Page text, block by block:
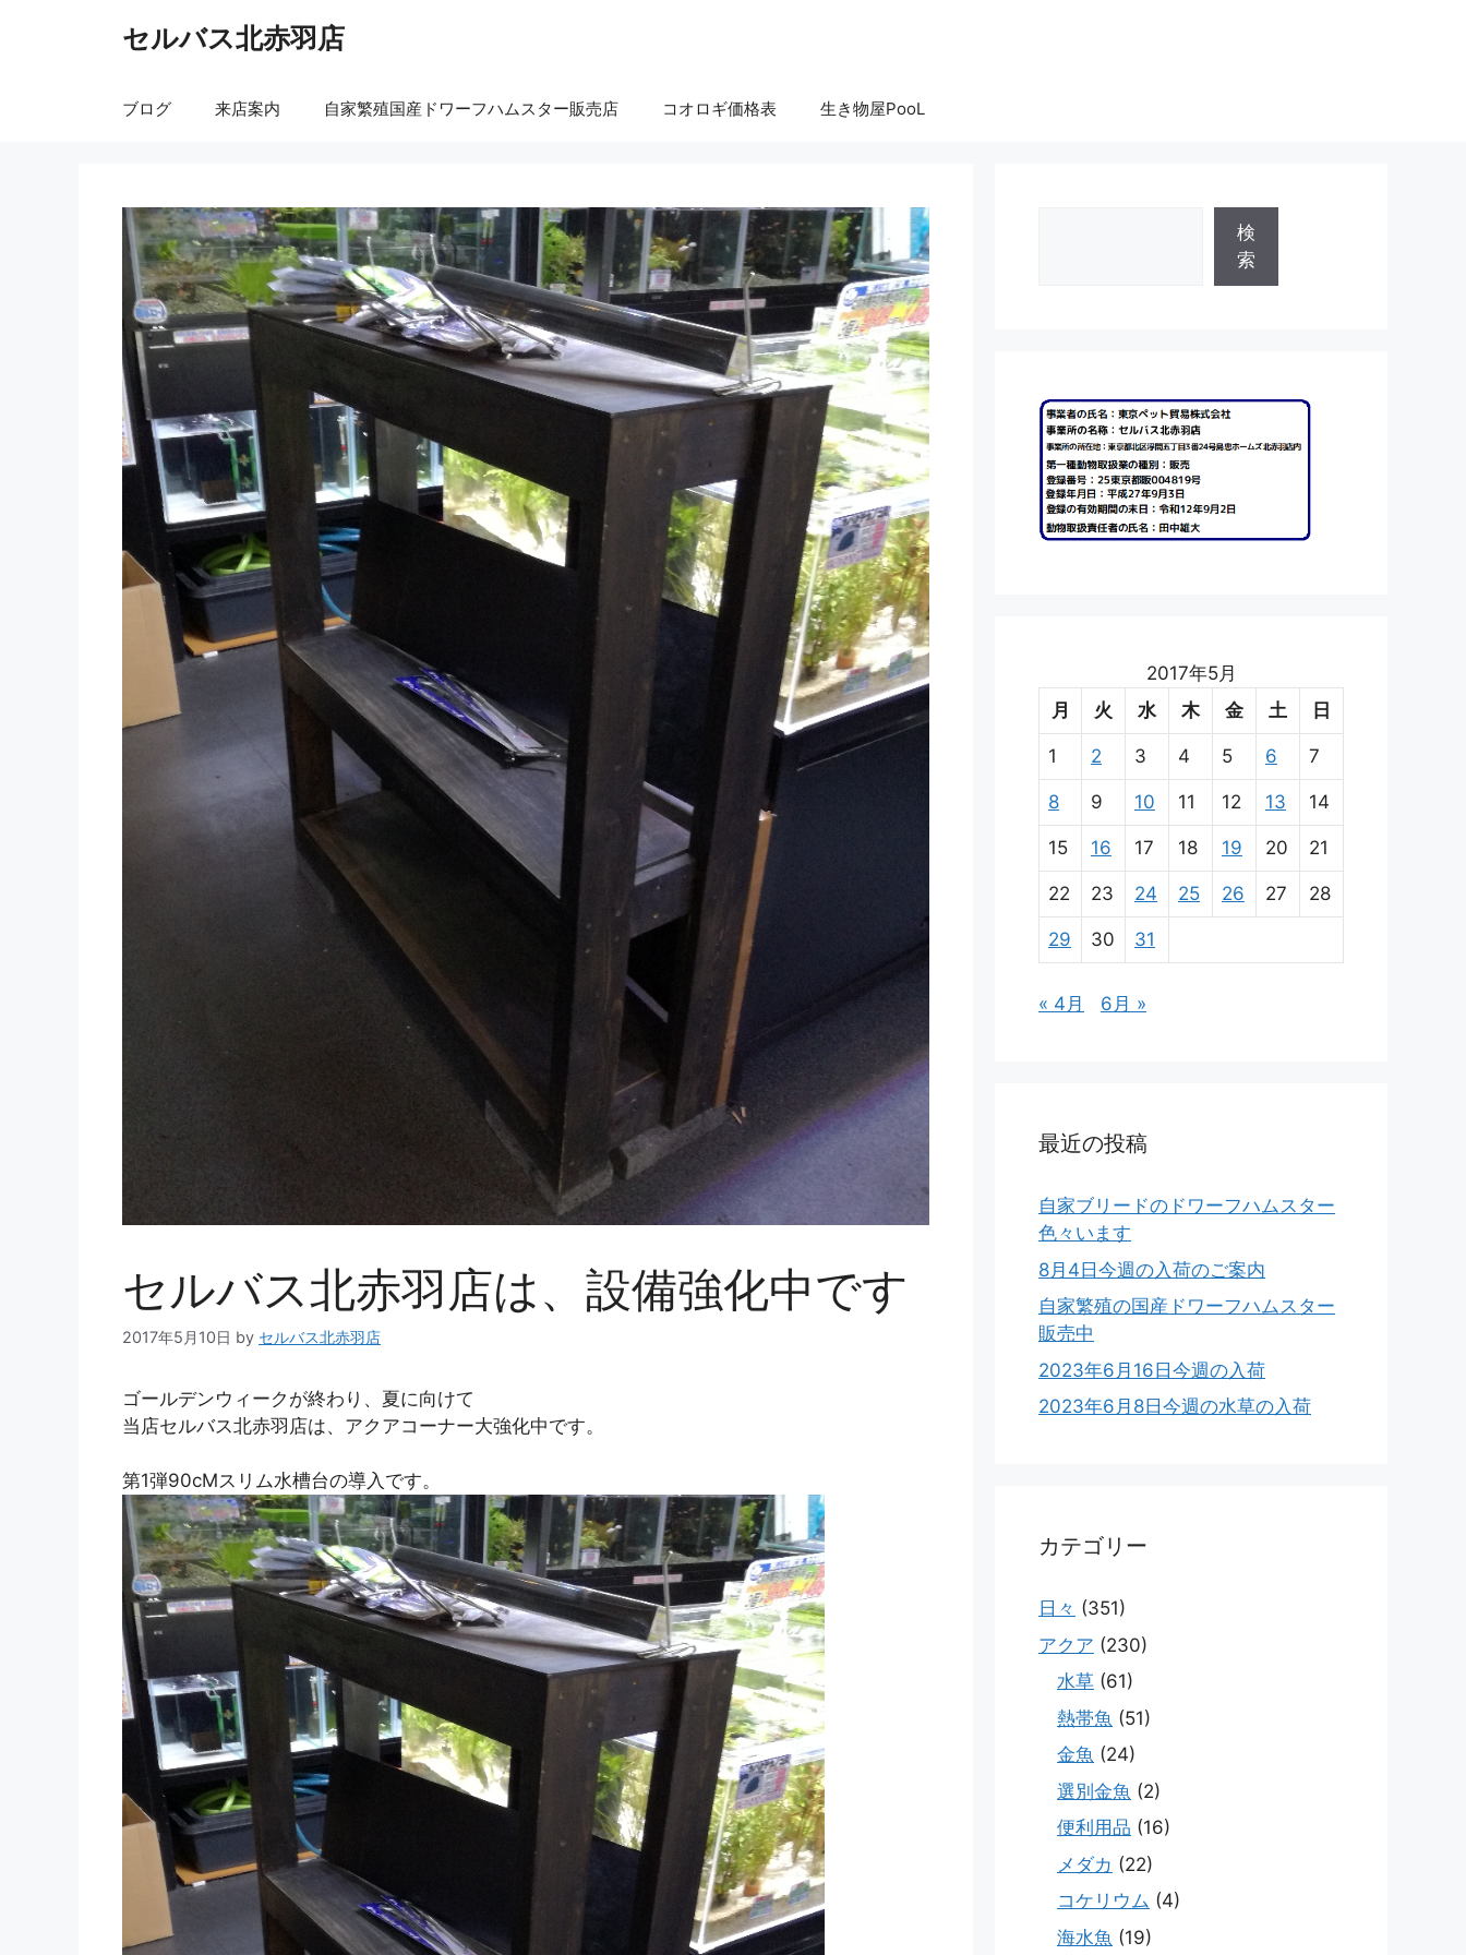
セルバス北赤羽店
ブログ 来店案内 自家繁殖国産ドワーフハムスター販売店 コオロギ価格表 生き物屋PooL
セルバス北赤羽店は、設備強化中です
2017年5月10日 by セルバス北赤羽店
ゴールデンウィークが終わり、夏に向けて
当店セルバス北赤羽店は、アクアコーナー大強化中です。
第1弾90cMスリム水槽台の導入です。
検
索
2017年5月
月
火 水 木 金 土 日
1 2 3 4 5 6 7
8 9 10 11 12 13 14
15 16 17 18 19 20 21
22 23 24 25 26 27 28
29 30 31
« 4月 6月 »
最近の投稿
自家ブリードのドワーフハムスター
色々います
8月4日今週の入荷のご案内
自家繁殖の国産ドワーフハムスター
販売中
2023年6月16日今週の入荷
2023年6月8日今週の水草の入荷
カテゴリー
日々 (351)
アクア (230)
水草 (61)
熱帯魚 (51)
金魚 (24)
選別金魚 (2)
便利用品 (16)
メダカ (22)
コケリウム (4)
海水魚 (19)